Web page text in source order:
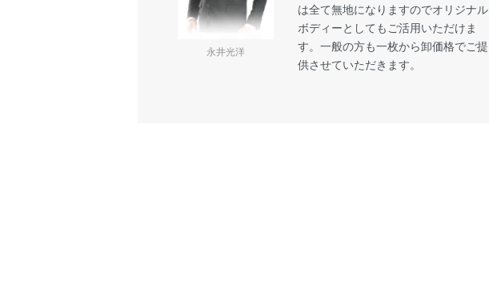
永井光洋
は全て無地になりますのでオリジナル
ボディーとしてもご活用いただけま
す。一般の方も一枚から卸価格でご提
供させていただきます。